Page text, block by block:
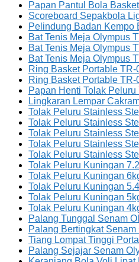
Papan Pantul Bola
Scoreboard Sepakbola
Pelindung Badan Kempo
Bat Tenis Meja Olympus
Bat Tenis Meja Olympus
Bat Tenis Meja Olympus
Ring Basket Portable
Ring Basket Portable TR-
Papan Henti Tolak Peluru
Lingkaran Lempar
Tolak Peluru Stainless
Tolak Peluru Stainless
Tolak Peluru Stainless
Tolak Peluru Stainless
Tolak Peluru Stainless
Tolak Peluru Kuningan
Tolak Peluru Kuningan
Tolak Peluru Kuningan
Tolak Peluru Kuningan
Tolak Peluru Kuningan
Palang Tunggal Senam
Palang Bertingkat
Tiang Lompat Tinggi
Palang Sejajar Senam